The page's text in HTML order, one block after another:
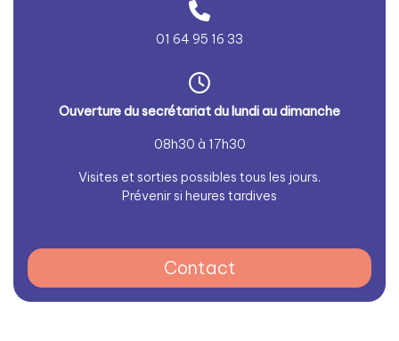
01 64 95 16 33
Ouverture du secrétariat du lundi au dimanche
08h30 à 17h30
Visites et sorties possibles tous les jours.
Prévenir si heures tardives
Contact